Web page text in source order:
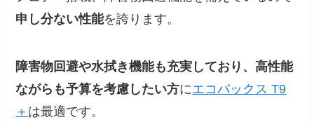
申し分ない性能を誇ります。
障害物回避や水拭き機能も充実しており、高性能
ながらも予算を考慮したい方にエコバックス T9
＋ は最適です。